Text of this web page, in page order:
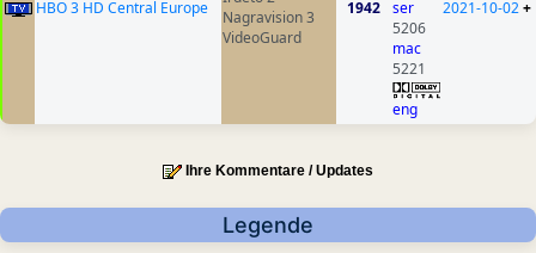
HBO 3 HD Central Europe
Nagravision 3
VideoGuard
1942 ser
5206
mac
5221
eng
2021-10-02+
Ihre Kommentare / Updates
Legende